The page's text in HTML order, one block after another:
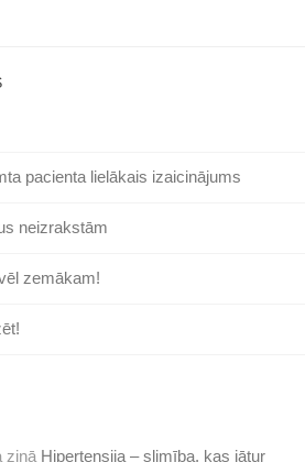
pacienta lielākais izaicinājums
neizrakstām
zemākam!
ziņā Hipertensija – slimība, kas jātur